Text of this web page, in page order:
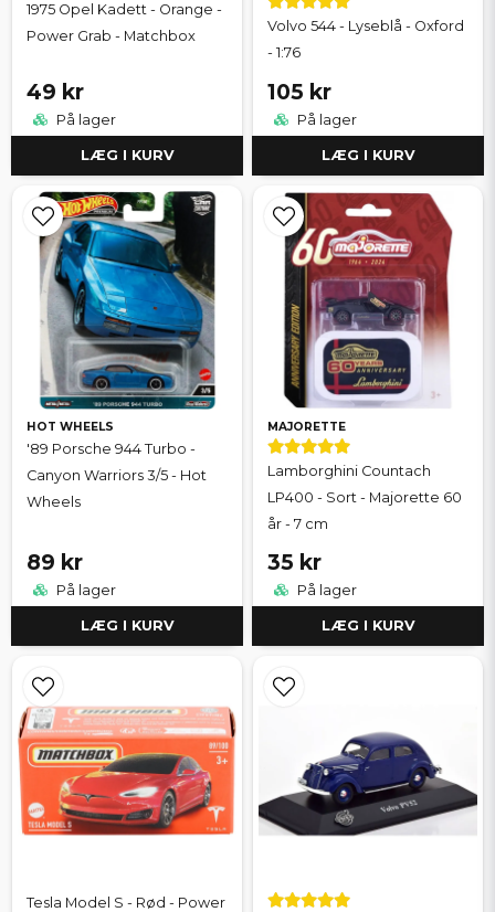
1975 Opel Kadett - Orange -
Power Grab - Matchbox
49 kr
På lager
LÆG I KURV
Volvo 544 - Lyseblå - Oxford
- 1:76
105 kr
På lager
LÆG I KURV
HOT WHEELS
'89 Porsche 944 Turbo -
Canyon Warriors 3/5 - Hot
Wheels
89 kr
På lager
LÆG I KURV
MAJORETTE
Lamborghini Countach
LP400 - Sort - Majorette 60
år - 7 cm
35 kr
På lager
LÆG I KURV
Tesla Model S - Rød - Power